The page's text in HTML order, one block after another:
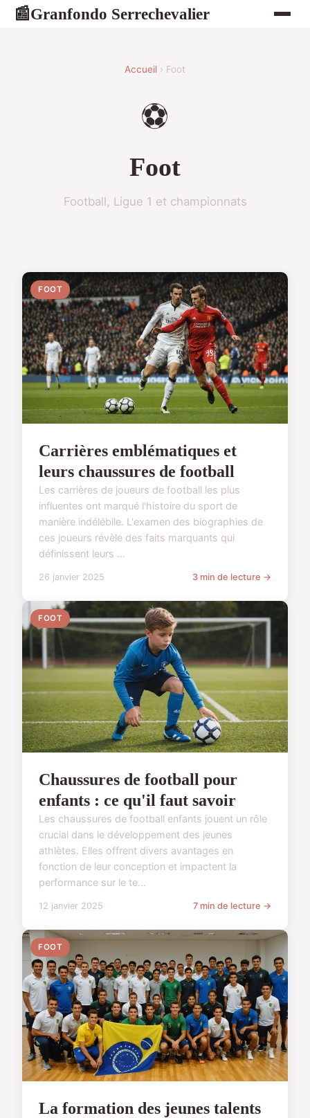
📰Granfondo Serrechevalier
Accueil › Foot
⚽
Foot
Football, Ligue 1 et championnats
FOOT
Carrières emblématiques et
leurs chaussures de football
Les carrières de joueurs de football les plus
influentes ont marqué l'histoire du sport de
manière indélébile. L'examen des biographies de
ces joueurs révèle des faits marquants qui
définissent leurs ...
26 janvier 2025 3 min de lecture →
FOOT
Chaussures de football pour
enfants : ce qu'il faut savoir
Les chaussures de football enfants jouent un rôle
crucial dans le développement des jeunes
athlètes. Elles offrent divers avantages en
fonction de leur conception et impactent la
performance sur le te...
12 janvier 2025 7 min de lecture →
FOOT
La formation des jeunes talents